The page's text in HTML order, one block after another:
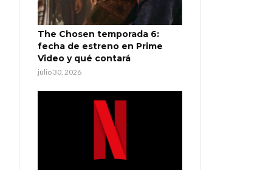
The Chosen temporada 6:
fecha de estreno en Prime
Video y qué contará
julio 30, 2026